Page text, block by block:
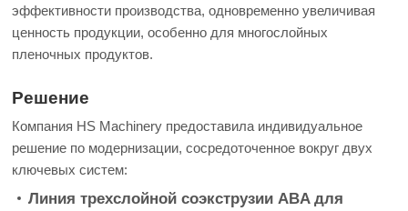
эффективности производства, одновременно увеличивая
ценность продукции, особенно для многослойных
пленочных продуктов.
Решение
Компания HS Machinery предоставила индивидуальное
решение по модернизации, сосредоточенное вокруг двух
ключевых систем:
Линия трехслойной соэкструзии ABA для